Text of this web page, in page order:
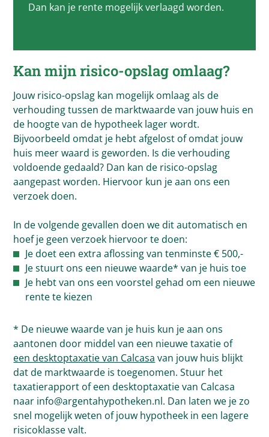
Dan kan je rente mogelijk verlaagd worden.
Kan mijn risico-opslag omlaag?
Jouw risico-opslag kan mogelijk omlaag als de
verhouding tussen de marktwaarde van jouw huis en
de hoogte van de hypotheek lager wordt.
Bijvoorbeeld omdat je hebt afgelost of omdat jouw
huis meer waard is geworden. Is die verhouding
voldoende gedaald? Dan kan de risico-opslag
aangepast worden. Hiervoor kun je aan ons een
verzoek doen.
In de volgende gevallen doen we dit automatisch en
hoef je geen verzoek hiervoor te doen:
Je doet een extra aflossing van tenminste € 500,-
Je stuurt ons een nieuwe waarde* van je huis toe
Je hebt van ons een voorstel gehad om een nieuwe
rente te kiezen
* De nieuwe waarde van je huis kun je aan ons
aantonen door middel van een nieuwe taxatie of
een desktoptaxatie van Calcasa van jouw huis blijkt
dat de marktwaarde is toegenomen. Stuur het
taxatierapport of een desktoptaxatie van Calcasa
naar info@argentahypotheken.nl. Dan laten we je zo
snel mogelijk weten of jouw hypotheek in een lagere
risicoklasse valt.